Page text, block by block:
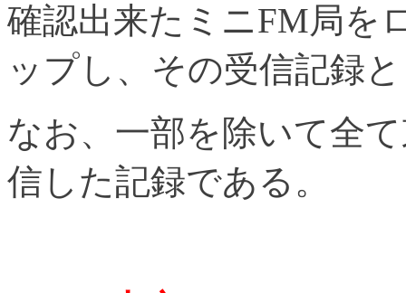
確認出来たミニFM局を
ップし、その受信記録
なお、一部を除いて全
信した記録である。